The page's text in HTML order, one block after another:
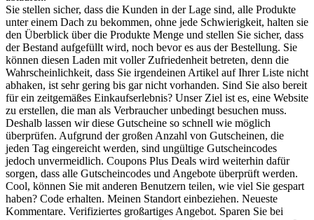
Sie stellen sicher, dass die Kunden in der Lage sind, alle Produkte
unter einem Dach zu bekommen, ohne jede Schwierigkeit, halten sie
den Überblick über die Produkte Menge und stellen Sie sicher, dass
der Bestand aufgefüllt wird, noch bevor es aus der Bestellung. Sie
können diesen Laden mit voller Zufriedenheit betreten, denn die
Wahrscheinlichkeit, dass Sie irgendeinen Artikel auf Ihrer Liste nicht
abhaken, ist sehr gering bis gar nicht vorhanden. Sind Sie also bereit
für ein zeitgemäßes Einkaufserlebnis? Unser Ziel ist es, eine Website
zu erstellen, die man als Verbraucher unbedingt besuchen muss.
Deshalb lassen wir diese Gutscheine so schnell wie möglich
überprüfen. Aufgrund der großen Anzahl von Gutscheinen, die
jeden Tag eingereicht werden, sind ungültige Gutscheincodes
jedoch unvermeidlich. Coupons Plus Deals wird weiterhin dafür
sorgen, dass alle Gutscheincodes und Angebote überprüft werden.
Cool, können Sie mit anderen Benutzern teilen, wie viel Sie gespart
haben? Code erhalten. Meinen Standort einbeziehen. Neueste
Kommentare. Verifiziertes großartiges Angebot. Sparen Sie bei